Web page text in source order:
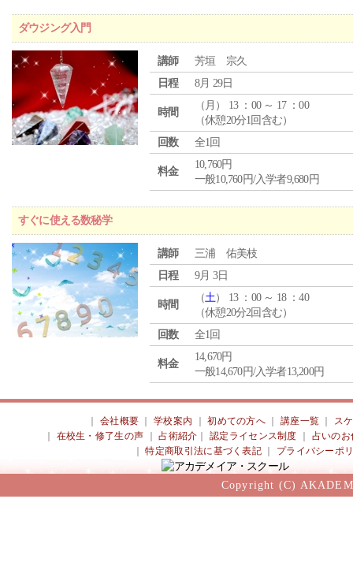
ダウジング入門
講師
芳垣 宗久
日程
8月 29日
時間
（ 月 ） 13 ：00 ～ 17 ：00
（休憩20分1回含む）
回数
全1回
料金
10,760円
一般10,760円/入学者9,680円
すぐに使える数秘学
講師
三浦 佑美枝
日程
9月 3日
時間
（土） 13 ：00 ～ 18 ：40
（休憩20分2回含む）
回数
全1回
料金
14,670円
一般14,670円/入学者13,200円
会社概要 ｜学校案内 ｜初めての方へ 講座一覧
ス
在校生・修了生の声 ｜占術紹介 ｜認定ライセンス制度
占いのお
｜特定商取引法に基づく表記 プライバシーポ
Copyright (C)